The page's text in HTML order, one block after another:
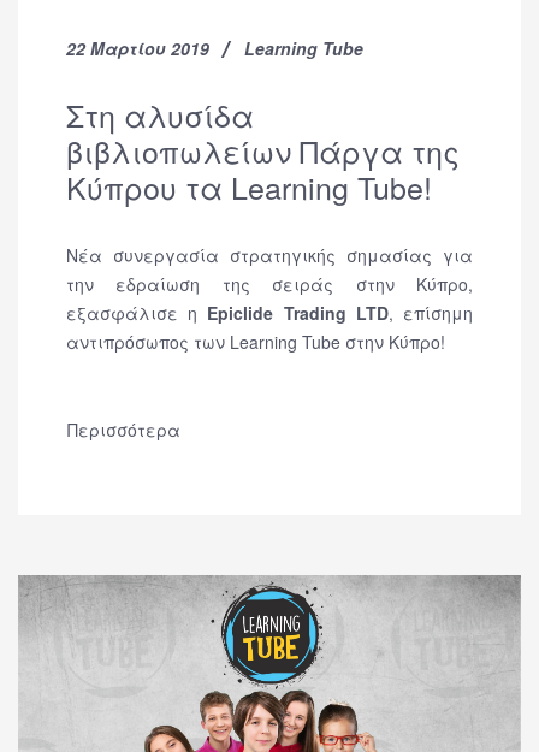
22 Μαρτίου 2019 Learning Tube
Στη αλυσίδα
βιβλιοπωλείων Πάργα της
Κύπρου τα Learning Tube!
Νέα συνεργασία στρατηγικής σημασίας για
την εδραίωση της σειράς στην Κύπρο,
εξασφάλισε η Epiclide Trading LTD, επίσημη
αντιπρόσωπος των Learning Tube στην Κύπρο!
Περισσότερα